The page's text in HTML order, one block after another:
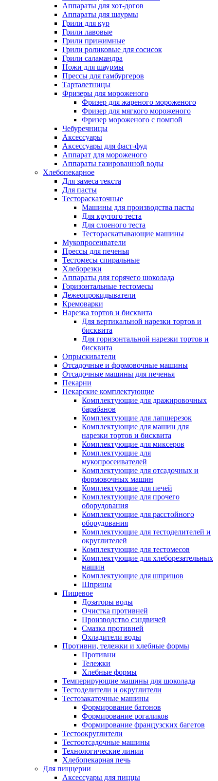
Аппараты для хот-догов
Аппараты для шаурмы
Грили для кур
Грили лавовые
Грили прижимные
Грили роликовые для сосисок
Грили саламандра
Ножи для шаурмы
Прессы для гамбургеров
Тарталетницы
Фризеры для мороженого
Фризер для жареного мороженого
Фризер для мягкого мороженого
Фризер мороженого с помпой
Чебуречницы
Аксессуары
Аксессуары для фаст-фуд
Аппарат для мороженого
Аппараты газированной воды
Хлебопекарное
Для замеса текста
Для пасты
Тестораскаточные
Машины для производства пасты
Для крутого теста
Для слоеного теста
Тестораскатывающие машины
Мукопросеиватели
Прессы для печенья
Тестомесы спиральные
Хлеборезки
Аппараты для горячего шоколада
Горизонтальные тестомесы
Дежеопрокидыватели
Кремоварки
Нарезка тортов и бисквита
Для вертикальной нарезки тортов и
бисквита
Для горизонтальной нарезки тортов и
бисквита
Опрыскиватели
Отсадочные и формовочные машины
Отсадочные машины для печенья
Пекарни
Пекарские комплектующие
Комплектующие для дражировочных
барабанов
Комплектующие для лапшерезок
Комплектующие для машин для
нарезки тортов и бисквита
Комплектующие для миксеров
Комплектующие для
мукопросеивателей
Комплектующие для отсадочных и
формовочных машин
Комплектующие для печей
Комплектующие для прочего
оборудования
Комплектующие для расстойного
оборудования
Комплектующие для тестоделителей и
округлителей
Комплектующие для тестомесов
Комплектующие для хлеборезательных
машин
Комплектующие для шприцов
Шприцы
Пищевое
Дозаторы воды
Очистка противней
Производство сэндвичей
Смазка противней
Охладители воды
Противни, тележки и хлебные формы
Противни
Тележки
Хлебные формы
Темперирующие машины для шоколада
Тестоделители и округлители
Тестозакаточные машины
Формирование батонов
Формирование рогаликов
Формирование французских багетов
Тестоокруглители
Тестоотсадочные машины
Технологические линии
Хлебопекарная печь
Для пиццерии
Аксессуары для пиццы